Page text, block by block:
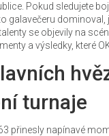
Pokud sledujete
galavečeru dominoval,
se objevily na
a výsledky, které
turnaje
přinesly napínavé